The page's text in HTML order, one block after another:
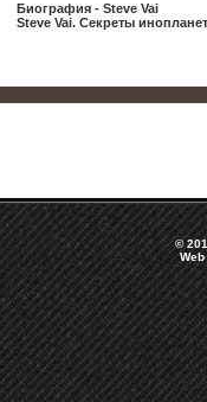
Биография - Steve Vai
Steve Vai. Секреты
©